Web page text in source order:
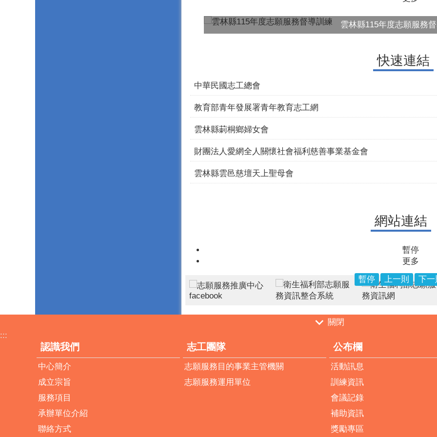
雲林縣115年度志願服務
快速連結
暫停 上一則 下一
雲林縣享愛推展慈善協會
麥寮拱範宮
財團法人華山社會福利慈善事業基金會
中華民國崇德國際志工協會
社團法人雲林縣技職教育訓練鑑定發展協會
網站連結
暫停
更多
關閉
:::
認識我們
中心簡介
成立宗旨
服務項目
承辦單位介紹
聯絡方式
志工團隊
志願服務目的事業主管機關
志願服務運用單位
公布欄
活動訊息
訓練資訊
會議記錄
補助資訊
獎勵專區